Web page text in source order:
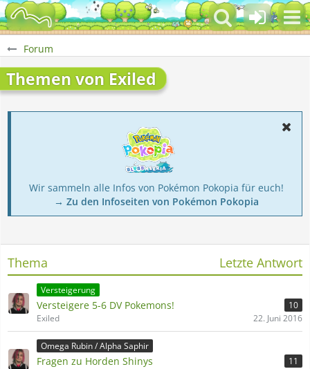
Forum
Themen von Exiled
Wir sammeln alle Infos von Pokémon Pokopia für euch!
→ Zu den Infoseiten von Pokémon Pokopia
Thema Letzte Antwort
Versteigerung
Versteigere 5-6 DV Pokemons!
10
Exiled
22. Juni 2016
Omega Rubin / Alpha Saphir
Fragen zu Horden Shinys
11